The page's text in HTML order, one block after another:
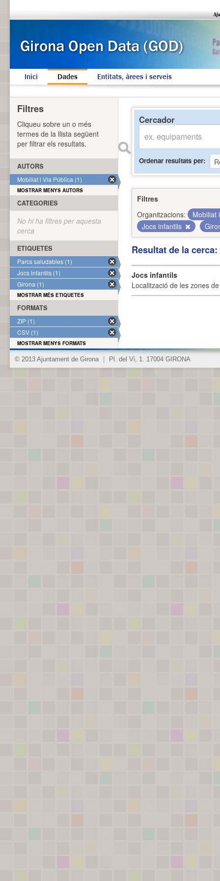
Inici Dades Entitats, àrees i serveis
Cercador
Ordenar resultats per
Filtres
Organitzacions:
Mobiliat
Jocs infantils
Resultat de la
Jocs infantils
Localització de les zones
Filtres
Cliqueu sobre un o més
termes de la llista següent
per filtrar els resultats.
AUTORS
Mobiliat i Via Pública (1)
MOSTRAR MENYS AUTORS
CATEGORIES
No hi ha filtres per aquesta
cerca
ETIQUETES
Parcs saludables (1)
Jocs infantils (1)
Girona (1)
MOSTRAR MÉS ETIQUETES
FORMATS
ZIP (1)
CSV (1)
MOSTRAR MENYS FORMATS
© 2013 Ajuntament de Girona Pl. del Vi, 1. 17004 GIRONA